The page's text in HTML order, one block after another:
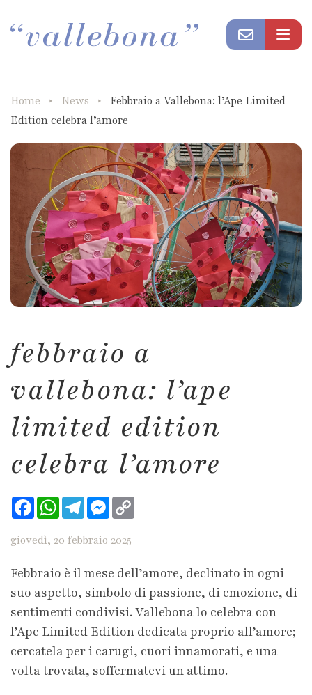
Home News
Febbraio a Vallebona: l’Ape Limited
Edition celebra l’amore
febbraio a
vallebona: l’ape
limited edition
celebra l’amore
FacebookWhatsApp
TelegramMessenger
giovedì, 20 febbraio 2025
Febbraio è il mese dell’amore, declinato in ogni
suo aspetto, simbolo di passione, di emozione, di
sentimenti condivisi. Vallebona lo celebra con
l’Ape Limited Edition dedicata proprio all’amore;
cercatela per i carugi, cuori innamorati, e una
volta trovata, soffermatevi un attimo.